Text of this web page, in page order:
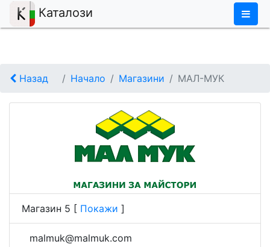
Каталози ×
Назад Начало Магазини МАЛ-МУК
Магазин 5 [ Покажи ]
malmuk@malmuk.com